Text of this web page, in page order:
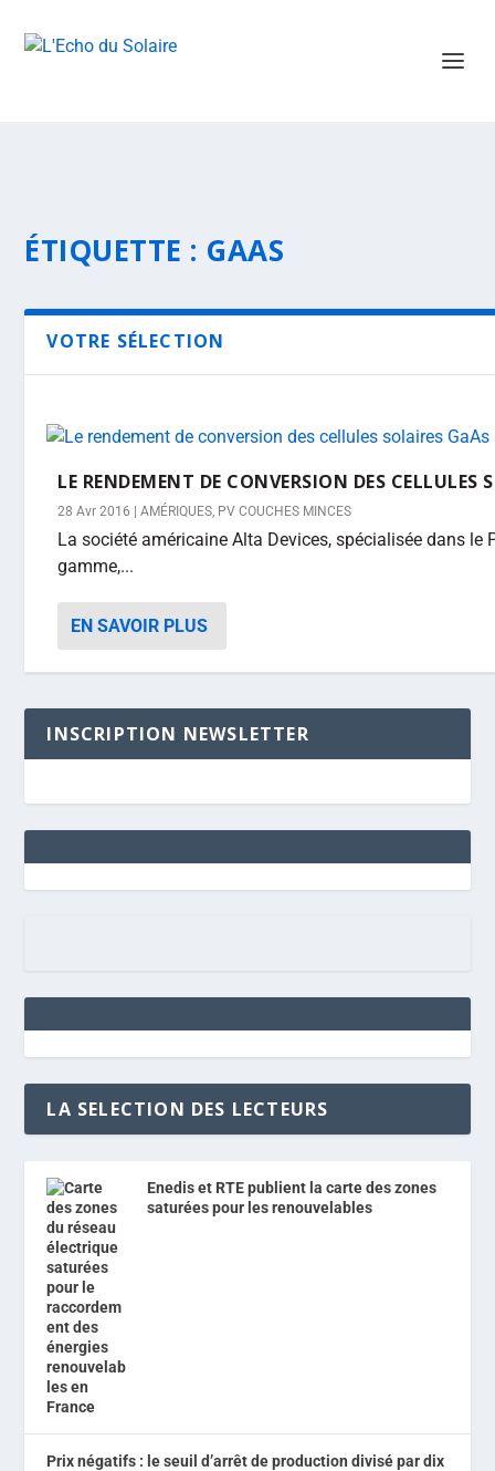
ÉTIQUETTE : GAAS
VOTRE SÉLECTION
LE RENDEMENT DE CONVERSION DES
28 Avr 2016 |AMÉRIQUES, PV COUCHES MINCES
La société américaine Alta Devices, spécialisée dans le
gamme,...
EN SAVOIR PLUS
INSCRIPTION NEWSLETTER
LA SELECTION DES LECTEURS
Enedis et RTE publient la carte des zones
saturées pour les renouvelables
Prix négatifs : le seuil d’arrêt de production divisé par dix